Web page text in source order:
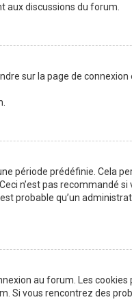
aux discussions du forum.
sur la page de connexion
période prédéfinie. Cela
n’est pas recommandé
probable qu’un
au forum. Les
Si vous rencontrez des